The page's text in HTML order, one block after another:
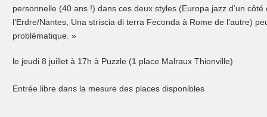
personnelle (40 ans !) dans ces deux styles (Europa jazz d’un
l’Erdre/Nantes, Una striscia di terra Feconda à Rome de l’autre)
problématique. »
le jeudi 8 juillet à 17h à Puzzle (1 place Malraux Thionville)
Entrée libre dans la mesure des places disponibles